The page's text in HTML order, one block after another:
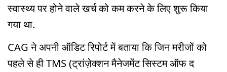
स्वास्थ्य पर होने वाले खर्च को कम करने के लिए शुरू किया
गया था.
CAG ने अपनी ऑडिट रिपोर्ट में बताया कि जिन मरीजों को
पहले से ही TMS (ट्रांज़ेक्शन मैनेजमेंट सिस्टम ऑफ द